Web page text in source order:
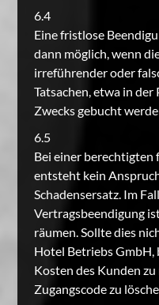
6.4
Eine fristlose
dann möglich, wenn
irreführender oder
Tatsachen, etwa in
Zwecks gebucht
6.5
Bei einer
entsteht kein
Schadensersatz. Im
Vertragsbeendigung
räumen. Sollte dies
Hotel Betriebs GmbH,
Kosten des Kunden
Zugangscode zu